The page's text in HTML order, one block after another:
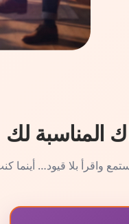
المناسبة لك
واقرأ بلا قيود… أينما